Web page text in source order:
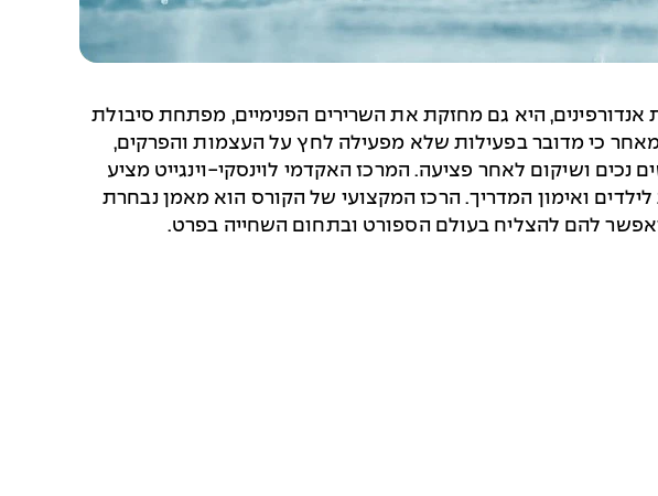
היא גם מחזקת את השרירים הפנימיים, מפתחת סיבולת
כי מדובר בפעילות שלא מפעילה לחץ על העצמות והפרקים,
ושיקום לאחר פציעה. המרכז האקדמי לוינסקי-וינגייט מציע
ואימון המדריך. הרכז המקצועי של הקורס הוא מאמן נבחרת
להם להצליח בעולם הספורט ובתחום השחייה בפרט.